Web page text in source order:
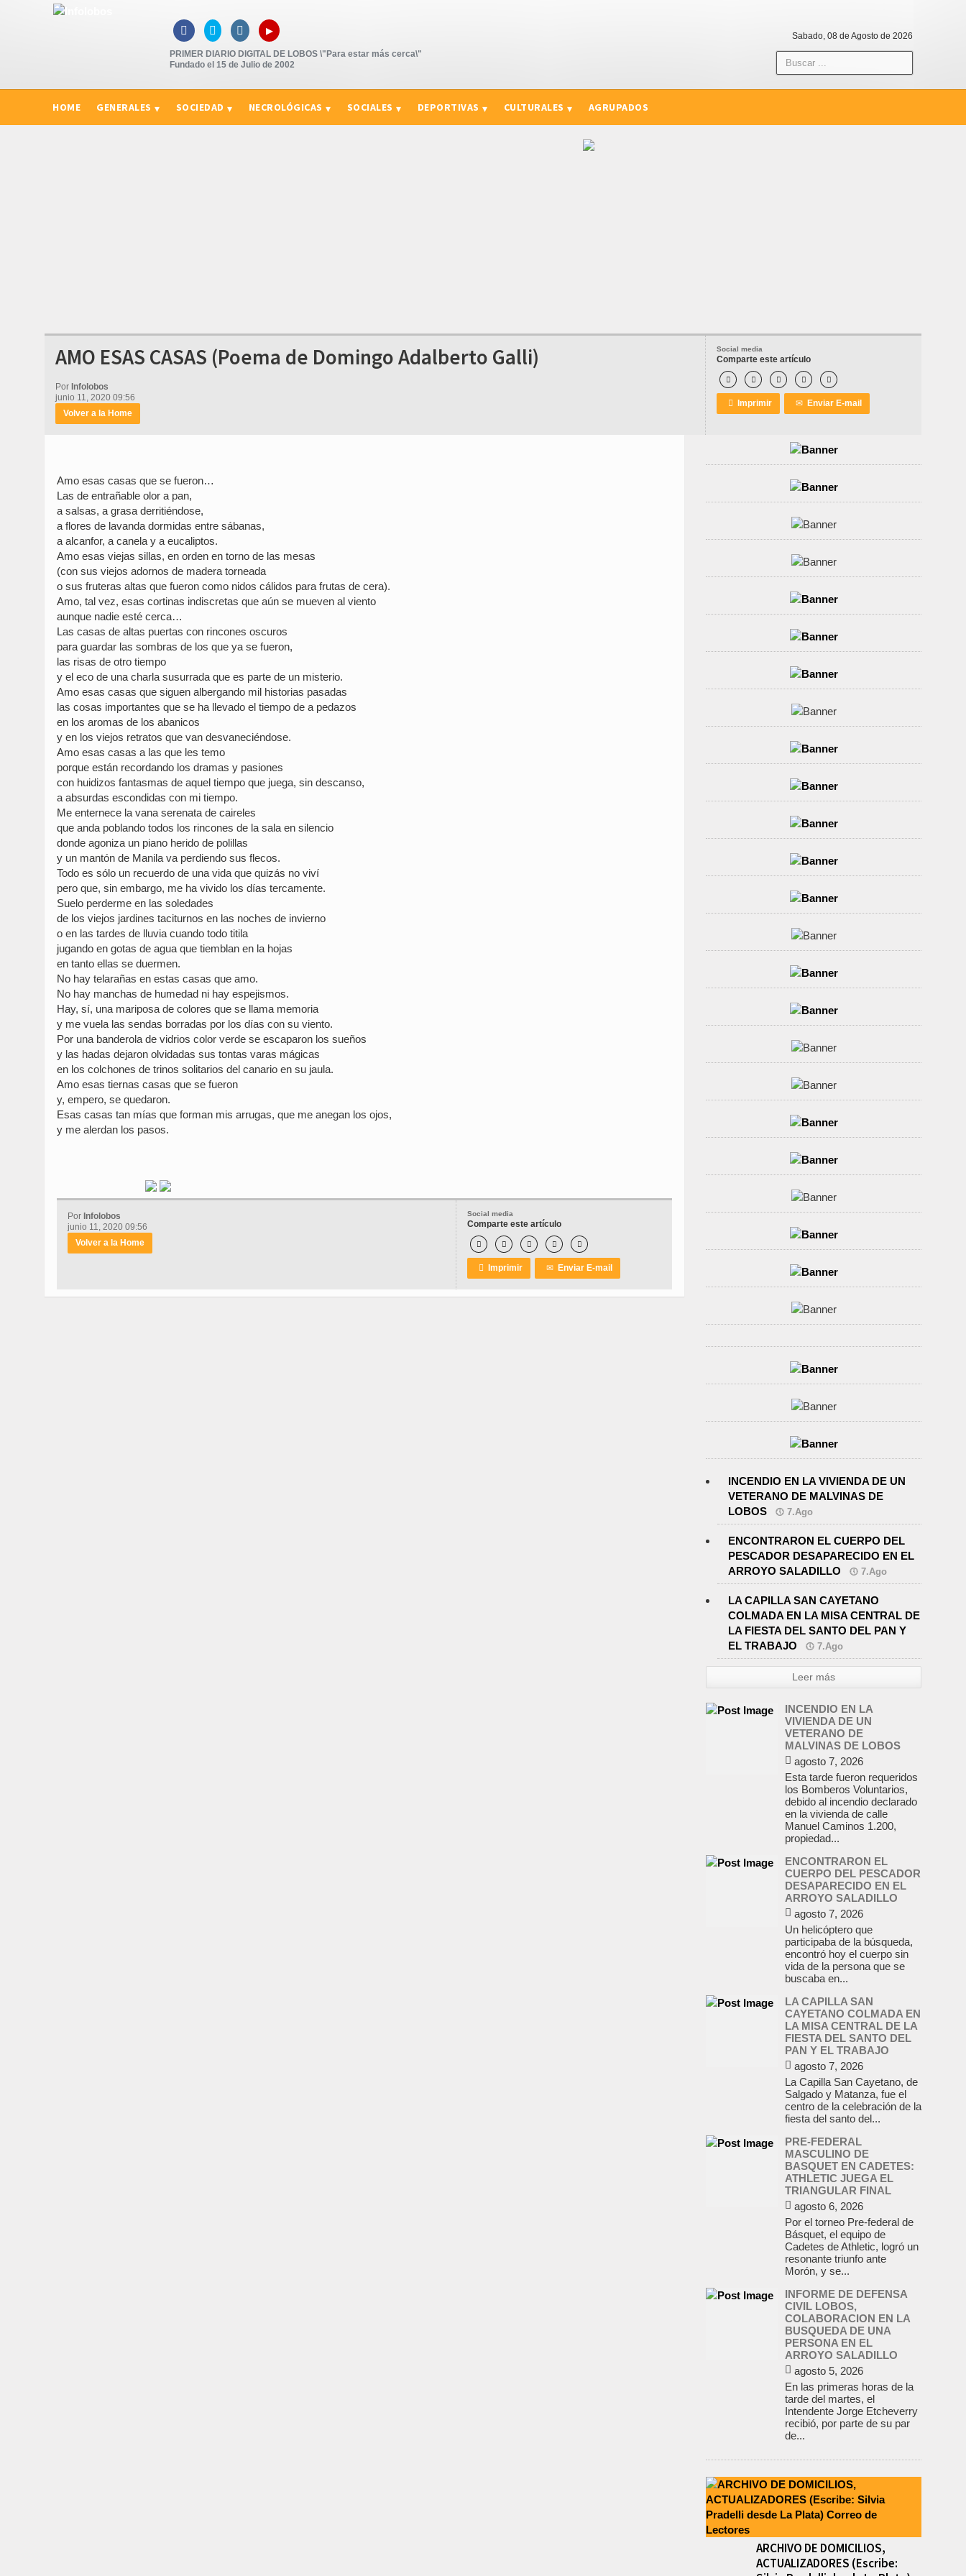
   ▸
PRIMER DIARIO DIGITAL DE LOBOS \"Para estar más cerca\"
Fundado el 15 de Julio de 2002
Sabado, 08 de Agosto de 2026
HOME GENERALES SOCIEDAD NECROLÓGICAS SOCIALES DEPORTIVAS CULTURALES AGRUPADOS
Social media
Comparte este artículo
    
 Imprimir ✉ Enviar E-mail
AMO ESAS CASAS (Poema de Domingo Adalberto Galli)
Por Infolobos
junio 11, 2020 09:56
Volver a la Home
Amo esas casas que se fueron…
Las de entrañable olor a pan,
a salsas, a grasa derritiéndose,
a flores de lavanda dormidas entre sábanas,
a alcanfor, a canela y a eucaliptos.
Amo esas viejas sillas, en orden en torno de las mesas
(con sus viejos adornos de madera torneada
o sus fruteras altas que fueron como nidos cálidos para frutas de cera).
Amo, tal vez, esas cortinas indiscretas que aún se mueven al viento
aunque nadie esté cerca…
Las casas de altas puertas con rincones oscuros
para guardar las sombras de los que ya se fueron,
las risas de otro tiempo
y el eco de una charla susurrada que es parte de un misterio.
Amo esas casas que siguen albergando mil historias pasadas
las cosas importantes que se ha llevado el tiempo de a pedazos
en los aromas de los abanicos
y en los viejos retratos que van desvaneciéndose.
Amo esas casas a las que les temo
porque están recordando los dramas y pasiones
con huidizos fantasmas de aquel tiempo que juega, sin descanso,
a absurdas escondidas con mi tiempo.
Me enternece la vana serenata de caireles
que anda poblando todos los rincones de la sala en silencio
donde agoniza un piano herido de polillas
y un mantón de Manila va perdiendo sus flecos.
Todo es sólo un recuerdo de una vida que quizás no viví
pero que, sin embargo, me ha vivido los días tercamente.
Suelo perderme en las soledades
de los viejos jardines taciturnos en las noches de invierno
o en las tardes de lluvia cuando todo titila
jugando en gotas de agua que tiemblan en la hojas
en tanto ellas se duermen.
No hay telarañas en estas casas que amo.
No hay manchas de humedad ni hay espejismos.
Hay, sí, una mariposa de colores que se llama memoria
y me vuela las sendas borradas por los días con su viento.
Por una banderola de vidrios color verde se escaparon los sueños
y las hadas dejaron olvidadas sus tontas varas mágicas
en los colchones de trinos solitarios del canario en su jaula.
Amo esas tiernas casas que se fueron
y, empero, se quedaron.
Esas casas tan mías que forman mis arrugas, que me anegan los ojos,
y me alerdan los pasos.
Social media
Comparte este artículo
    
 Imprimir ✉ Enviar E-mail
Por Infolobos
junio 11, 2020 09:56
Volver a la Home
INCENDIO EN LA VIVIENDA DE UN
VETERANO DE MALVINAS DE
LOBOS
7.Ago
ENCONTRARON EL CUERPO DEL
PESCADOR DESAPARECIDO EN EL
ARROYO SALADILLO
7.Ago
LA CAPILLA SAN CAYETANO
COLMADA EN LA MISA CENTRAL DE
LA FIESTA DEL SANTO DEL PAN Y
EL TRABAJO
7.Ago
Leer más
INCENDIO EN LA
VIVIENDA DE UN
VETERANO DE
MALVINAS DE LOBOS
agosto 7, 2026
Esta tarde fueron requeridos
los Bomberos Voluntarios,
debido al incendio declarado
en la vivienda de calle
Manuel Caminos 1.200,
propiedad...
ENCONTRARON EL
CUERPO DEL PESCADOR
DESAPARECIDO EN EL
ARROYO SALADILLO
agosto 7, 2026
Un helicóptero que
participaba de la búsqueda,
encontró hoy el cuerpo sin
vida de la persona que se
buscaba en...
LA CAPILLA SAN
CAYETANO COLMADA EN
LA MISA CENTRAL DE LA
FIESTA DEL SANTO DEL
PAN Y EL TRABAJO
agosto 7, 2026
La Capilla San Cayetano, de
Salgado y Matanza, fue el
centro de la celebración de la
fiesta del santo del...
PRE-FEDERAL
MASCULINO DE
BASQUET EN CADETES:
ATHLETIC JUEGA EL
TRIANGULAR FINAL
agosto 6, 2026
Por el torneo Pre-federal de
Básquet, el equipo de
Cadetes de Athletic, logró un
resonante triunfo ante
Morón, y se...
INFORME DE DEFENSA
CIVIL LOBOS,
COLABORACION EN LA
BUSQUEDA DE UNA
PERSONA EN EL
ARROYO SALADILLO
agosto 5, 2026
En las primeras horas de la
tarde del martes, el
Intendente Jorge Etcheverry
recibió, por parte de su par
de...
ARCHIVO DE DOMICILIOS,
ACTUALIZADORES (Escribe: